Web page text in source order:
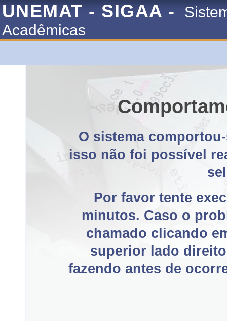
UNEMAT - SIGAA -
Acadêmicas
O sistema
isso não foi possível
Por favor tente
minutos. Caso o
chamado clicando
superior lado
fazendo antes de